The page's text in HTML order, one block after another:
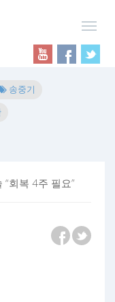
송중기
회복 4주 필요”